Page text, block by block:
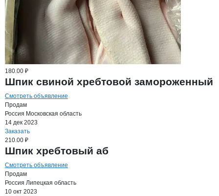
180.00 ₽
Шпик свиной хребтовой замороженный
Смотреть объявление
Продам
Россия Московская область
14 дек 2023
Заказать
210.00 ₽
Шпик хребтовый аб
Смотреть объявление
Продам
Россия Липецкая область
10 окт 2023